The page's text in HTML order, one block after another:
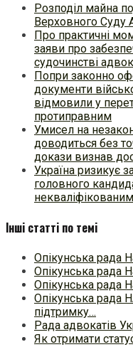
Розподіл майна
Верховного Суду
Про практичні
заяви про
судочинстві
Попри законно
документи
відмовили у
протиправним
Умисел на
доводиться без
докази визнав
Україна ризикує
головного
Інші статті по темі
Опікунська рада
Опікунська рада
Опікунська рада
Опікунська рада
підтримку…
Рада адвокатів
Як отримати